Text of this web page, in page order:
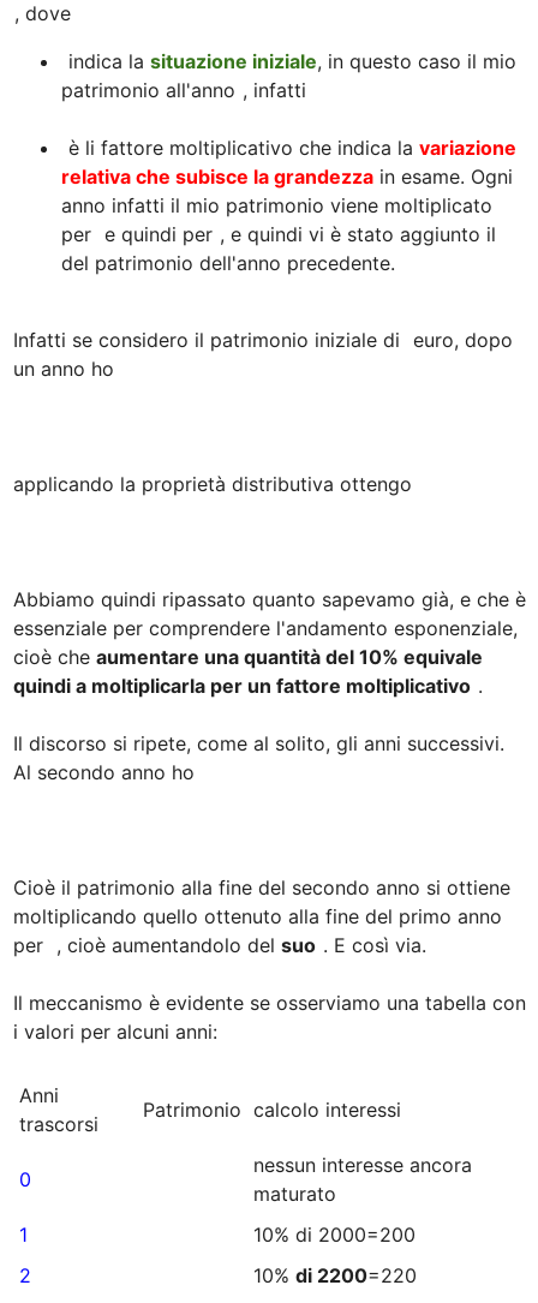
, dove
indica la situazione iniziale, in questo caso il mio
patrimonio all'anno , infatti
è li fattore moltiplicativo che indica la variazione
relativa che subisce la grandezza in esame. Ogni
anno infatti il mio patrimonio viene moltiplicato
per e quindi per , e quindi vi è stato aggiunto il
del patrimonio dell'anno precedente.
Infatti se considero il patrimonio iniziale di euro, dopo
un anno ho
applicando la proprietà distributiva ottengo
Abbiamo quindi ripassato quanto sapevamo già, e che è
essenziale per comprendere l'andamento esponenziale,
cioè che aumentare una quantità del 10% equivale
quindi a moltiplicarla per un fattore moltiplicativo .
Il discorso si ripete, come al solito, gli anni successivi.
Al secondo anno ho
Cioè il patrimonio alla fine del secondo anno si ottiene
moltiplicando quello ottenuto alla fine del primo anno
per , cioè aumentandolo del suo . E così via.
Il meccanismo è evidente se osserviamo una tabella con
i valori per alcuni anni:
﻿Anni
trascorsi
Patrimonio calcolo interessi
0
nessun interesse ancora
maturato
﻿1
10% di 2000=200
2﻿
10% di 2200=220